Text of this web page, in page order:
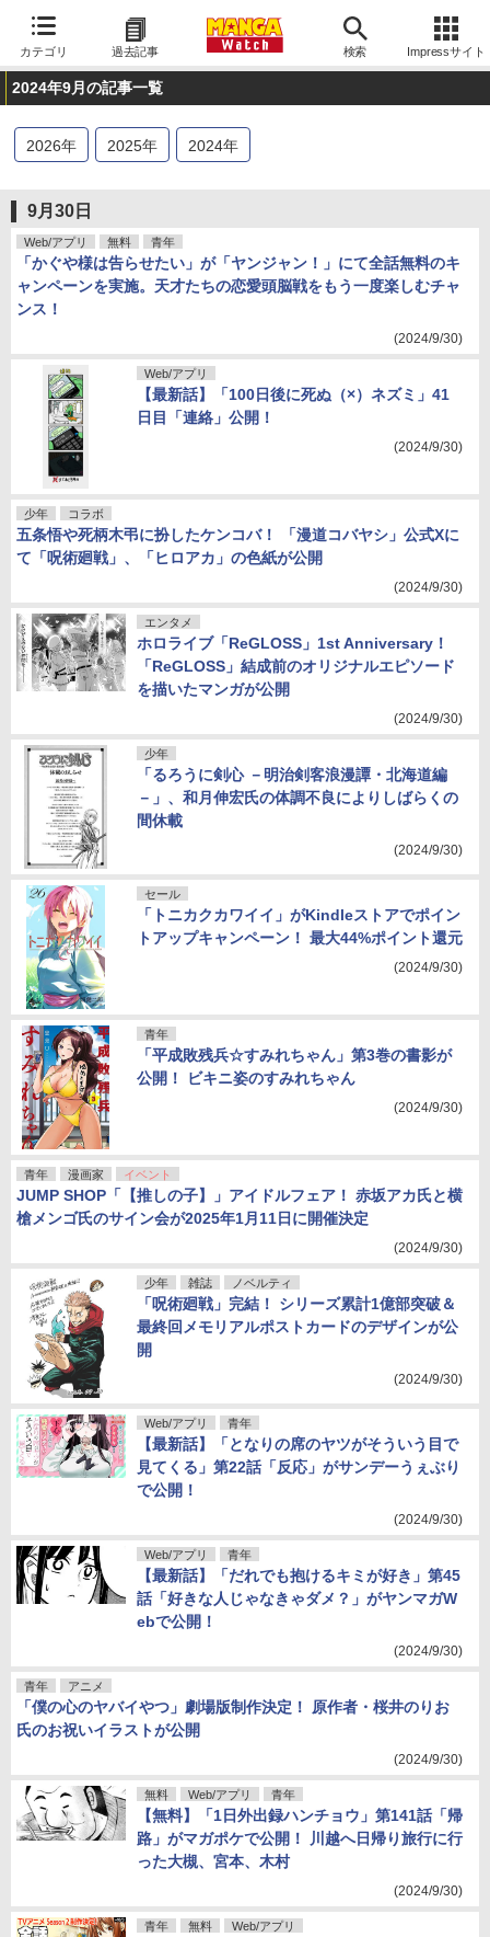
カテゴリ 過去記事 検索 Impressサイト
2024年9月の記事一覧
2026年 2025年 2024年
9月30日
Web/アプリ 無料 青年
「かぐや様は告らせたい」が「ヤンジャン！」にて全話無料のキ
ャンペーンを実施。天才たちの恋愛頭脳戦をもう一度楽しむチャ
ンス！
(2024/9/30)
Web/アプリ
【最新話】「100日後に死ぬ（×）ネズミ」41
日目「連絡」公開！
(2024/9/30)
少年 コラボ
五条悟や死柄木弔に扮したケンコバ！ 「漫道コバヤシ」公式Xに
て「呪術廻戦」、「ヒロアカ」の色紙が公開
(2024/9/30)
エンタメ
ホロライブ「ReGLOSS」1st Anniversary！
「ReGLOSS」結成前のオリジナルエピソード
を描いたマンガが公開
(2024/9/30)
少年
「るろうに剣心 －明治剣客浪漫譚・北海道編
－」、和月伸宏氏の体調不良によりしばらくの
間休載
(2024/9/30)
セール
「トニカクカワイイ」がKindleストアでポイン
トアップキャンペーン！ 最大44%ポイント還元
(2024/9/30)
青年
「平成敗残兵☆すみれちゃん」第3巻の書影が
公開！ ビキニ姿のすみれちゃん
(2024/9/30)
青年 漫画家 イベント
JUMP SHOP「【推しの子】」アイドルフェア！ 赤坂アカ氏と横
槍メンゴ氏のサイン会が2025年1月11日に開催決定
(2024/9/30)
少年 雑誌 ノベルティ
「呪術廻戦」完結！ シリーズ累計1億部突破＆
最終回メモリアルポストカードのデザインが公
開
(2024/9/30)
Web/アプリ 青年
【最新話】「となりの席のヤツがそういう目で
見てくる」第22話「反応」がサンデーうぇぶり
で公開！
(2024/9/30)
Web/アプリ 青年
【最新話】「だれでも抱けるキミが好き」第45
話「好きな人じゃなきゃダメ？」がヤンマガW
ebで公開！
(2024/9/30)
青年 アニメ
「僕の心のヤバイやつ」劇場版制作決定！ 原作者・桜井のりお
氏のお祝いイラストが公開
(2024/9/30)
無料 Web/アプリ 青年
【無料】「1日外出録ハンチョウ」第141話「帰
路」がマガポケで公開！ 川越へ日帰り旅行に行
った大槻、宮本、木村
(2024/9/30)
青年 無料 Web/アプリ